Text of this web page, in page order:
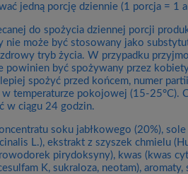
jedną porcję dziennie (1 porcja = 1
do spożycia dziennej porcji
nie może być stosowany jako
tryb życia. W przypadku
powinien być spożywany przez
spożyć przed końcem, numer
temperaturze pokojowej (15-25°C).
w ciągu 24 godzin.
soku jabłkowego (20%),
L.), ekstrakt z szyszek chmielu
pirydoksyny), kwas (kwas
K, sukraloza, neotam),